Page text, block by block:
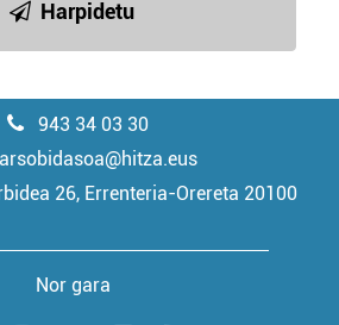
Harpidetu
943 34 03 30
26, Errenteria-Orereta 20100
Nor gara